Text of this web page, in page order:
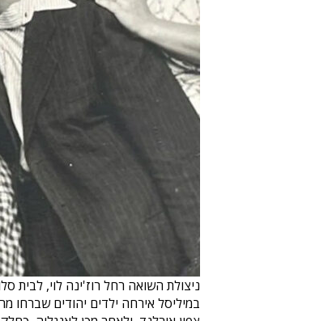
במיליסל אירחה ילדים יהודים שברחו